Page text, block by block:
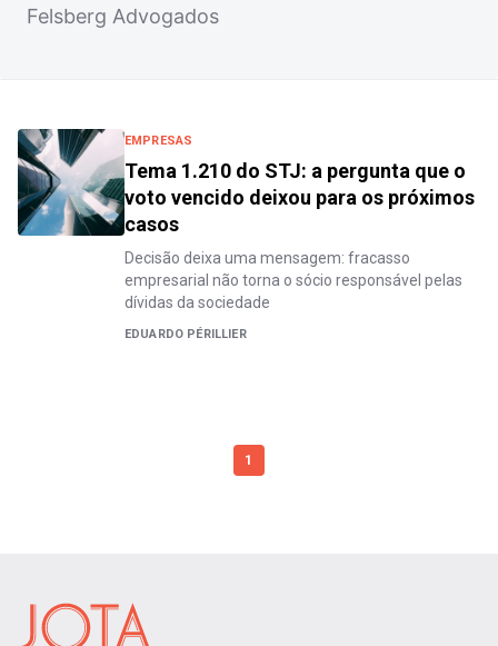
Felsberg Advogados
EMPRESAS
Tema 1.210 do STJ: a pergunta que o
voto vencido deixou para os próximos
casos
Decisão deixa uma mensagem: fracasso
empresarial não torna o sócio responsável pelas
dívidas da sociedade
EDUARDO PÉRILLIER
1